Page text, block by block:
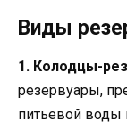
Виды
1. Колодцы-
резервуары,
питьевой воды